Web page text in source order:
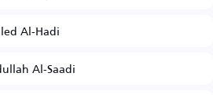
Al-Hadi
Al-Saadi